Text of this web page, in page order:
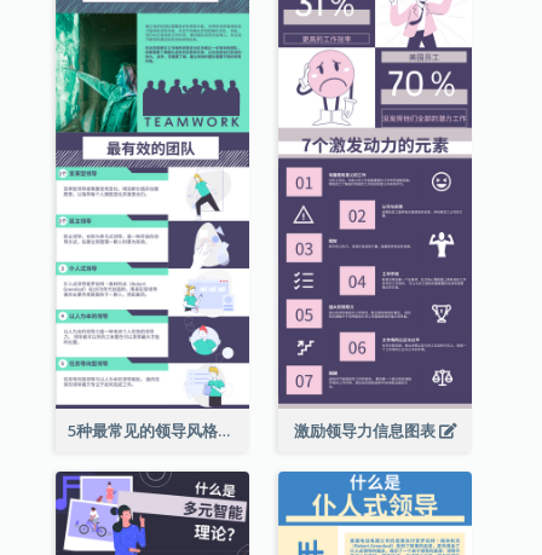
5种最常见的领导风格信息图表 激励领导力信息图表